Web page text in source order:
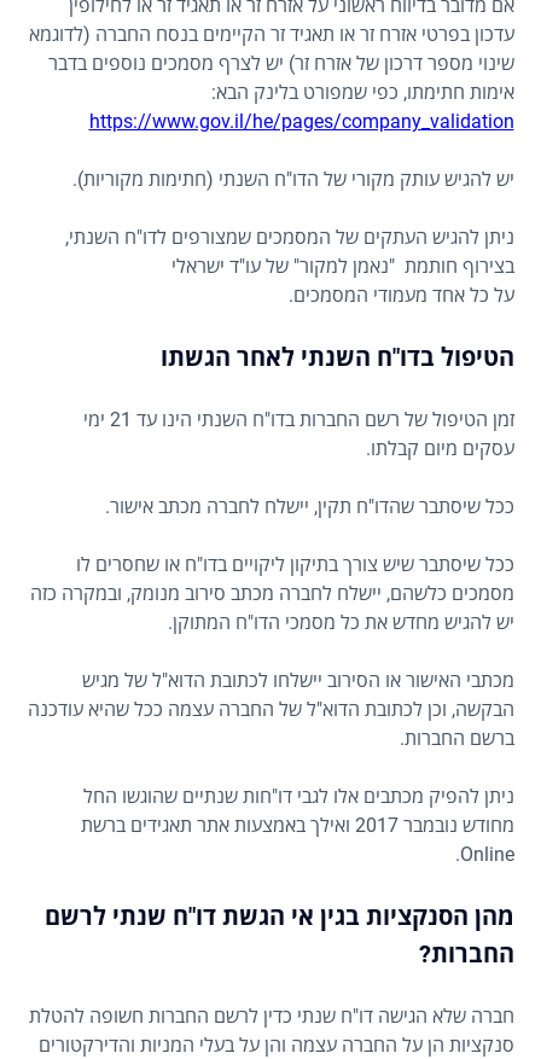
אם מדובר בדיווח ראשוני על אזרח זר או תאגיד זר או לחילופין
עדכון בפרטי אזרח זר או תאגיד זר הקיימים בנסח החברה (לדוגמא
שינוי מספר דרכון של אזרח זר) יש לצרף מסמכים נוספים בדבר
אימות חתימתו, כפי שמפורט בלינק הבא:
https://www.gov.il/he/pages/company_validation
יש להגיש עותק מקורי של הדו"ח השנתי (חתימות מקוריות).
ניתן להגיש העתקים של המסמכים שמצורפים לדו"ח השנתי,
בצירוף חותמת "נאמן למקור" של עו"ד ישראלי
על כל אחד מעמודי המסמכים.
הטיפול בדו"ח השנתי לאחר הגשתו
זמן הטיפול של רשם החברות בדו"ח השנתי הינו עד 21 ימי
עסקים מיום קבלתו.
ככל שיסתבר שהדו"ח תקין, יישלח לחברה מכתב אישור.
ככל שיסתבר שיש צורך בתיקון ליקויים בדו"ח או שחסרים לו
מסמכים כלשהם, יישלח לחברה מכתב סירוב מנומק, ובמקרה כזה
יש להגיש מחדש את כל מסמכי הדו"ח המתוקן.
מכתבי האישור או הסירוב יישלחו לכתובת הדוא"ל של מגיש
הבקשה, וכן לכתובת הדוא"ל של החברה עצמה ככל שהיא עודכנה
ברשם החברות.
ניתן להפיק מכתבים אלו לגבי דו"חות שנתיים שהוגשו החל
מחודש נובמבר 2017 ואילך באמצעות אתר תאגידים ברשת
Online.
מהן הסנקציות בגין אי הגשת דו"ח שנתי לרשם
החברות?
חברה שלא הגישה דו"ח שנתי כדין לרשם החברות חשופה להטלת
סנקציות הן על החברה עצמה והן על בעלי המניות והדירקטורים